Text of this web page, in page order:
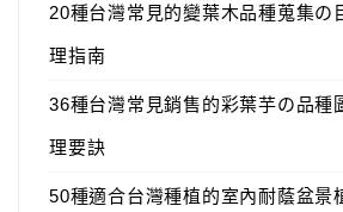
20種台灣常見的變葉木品種蒐集の
理指南
36種台灣常見銷售的彩葉芋の品種
理要訣
50種適合台灣種植的室內耐蔭盆景